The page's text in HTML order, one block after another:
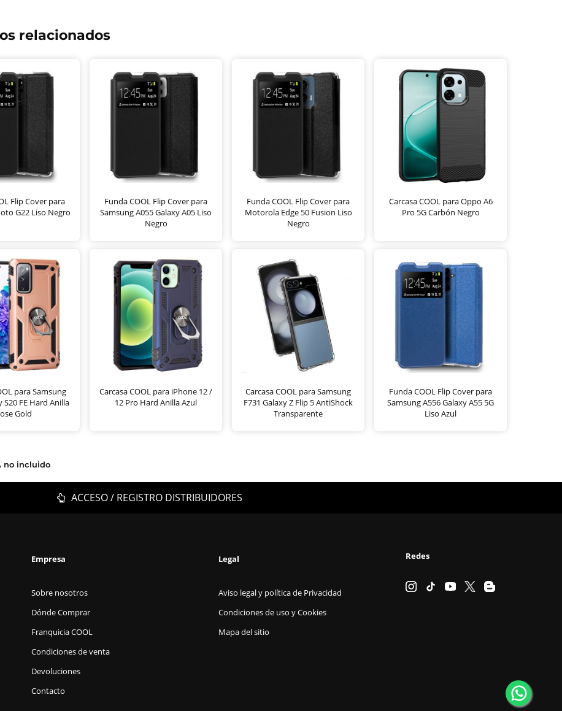
relacionados
Flip Cover para
G22 Liso Negro
Funda COOL Flip Cover para
Samsung A055 Galaxy A05 Liso
Negro
Funda COOL Flip Cover para
Motorola Edge 50 Fusion Liso
Negro
Carcasa COOL para Oppo A6
Pro 5G Carbón Negro
para Samsung
S20 FE Hard Anilla
Gold
Carcasa COOL para iPhone 12 /
12 Pro Hard Anilla Azul
Carcasa COOL para Samsung
F731 Galaxy Z Flip 5 AntiShock
Transparente
Funda COOL Flip Cover para
Samsung A556 Galaxy A55 5G
Liso Azul
no incluido
ACCESO / REGISTRO DISTRIBUIDORES
Empresa
Sobre nosotros
Dónde Comprar
Franquicia COOL
Condiciones de venta
Devoluciones
Contacto
Legal
Aviso legal y política de Privacidad
Condiciones de uso y Cookies
Mapa del sitio
Redes